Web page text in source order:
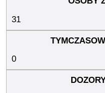
31
0